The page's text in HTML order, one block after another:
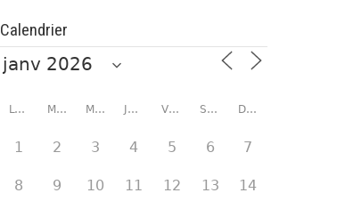
Calendrier
LUNDI MARDI MERCREDI JEUDI VENDREDI SAMEDI DIMANCHE
1 2 3 4 5 6 7
8 9 10 11 12 13 14